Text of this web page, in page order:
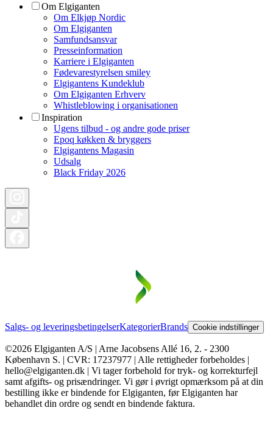
Om Elgiganten
Om Elkjøp Nordic
Om Elgiganten
Samfundsansvar
Presseinformation
Karriere i Elgiganten
Fødevarestyrelsen smiley
Elgigantens Kundeklub
Om Elgiganten Erhverv
Whistleblowing i organisationen
Inspiration
Ugens tilbud - og andre gode priser
Epoq køkken & bryggers
Elgigantens Magasin
Udsalg
Black Friday 2026
Salgs- og leveringsbetingelserKategorierBrands Cookie indstillinger
©2026 Elgiganten A/S | Arne Jacobsens Allé 16, 2. - 2300
København S. | CVR: 17237977 | Alle rettigheder forbeholdes |
hello@elgiganten.dk | Vi tager forbehold for tryk- og korrekturfejl
samt afgifts- og prisændringer. Vi gør i øvrigt opmærksom på at din
bestilling ikke er bindende for Elgiganten, før Elgiganten har
behandlet din ordre og sendt en bindende faktura.